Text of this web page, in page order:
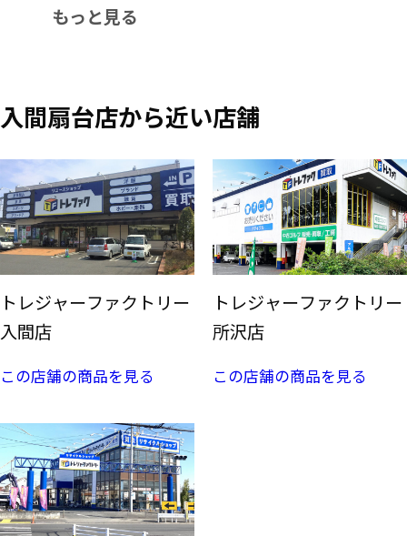
もっと見る
入間扇台店から近い店舗
トレジャーファクトリー
入間店
この店舗の商品を見る
トレジャーファクトリー
所沢店
この店舗の商品を見る